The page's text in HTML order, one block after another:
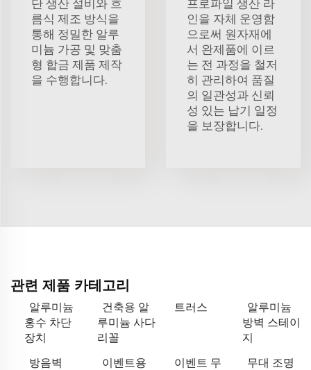
단 생산 설비와 흐
름식 제조 방식을
통해 정밀한 알루
미늄 가공 및 맞춤
형 합금 제품 제작
을 수행합니다.
프로파일 생산 라
인을 자체 운영함
으로써 원자재에
서 완제품에 이르
는 전 과정을 철저
히 관리하여 품질
의 일관성과 신뢰
성 있는 납기 일정
을 보장합니다.
관련 제품 카테고리
알루미늄
홍수 차단
장치
건축용 알
루미늄 사다
리꼴
트러스
알루미늄
방벽 스테이
지
방음벽
이벤트용
이벤트 무
무대 조명